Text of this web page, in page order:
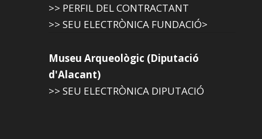
>> PERFIL DEL CONTRACTANT
>> SEU ELECTRÒNICA FUNDACIÓ>
Museu Arqueològic (Diputació
d'Alacant)
>> SEU ELECTRÒNICA DIPUTACIÓ